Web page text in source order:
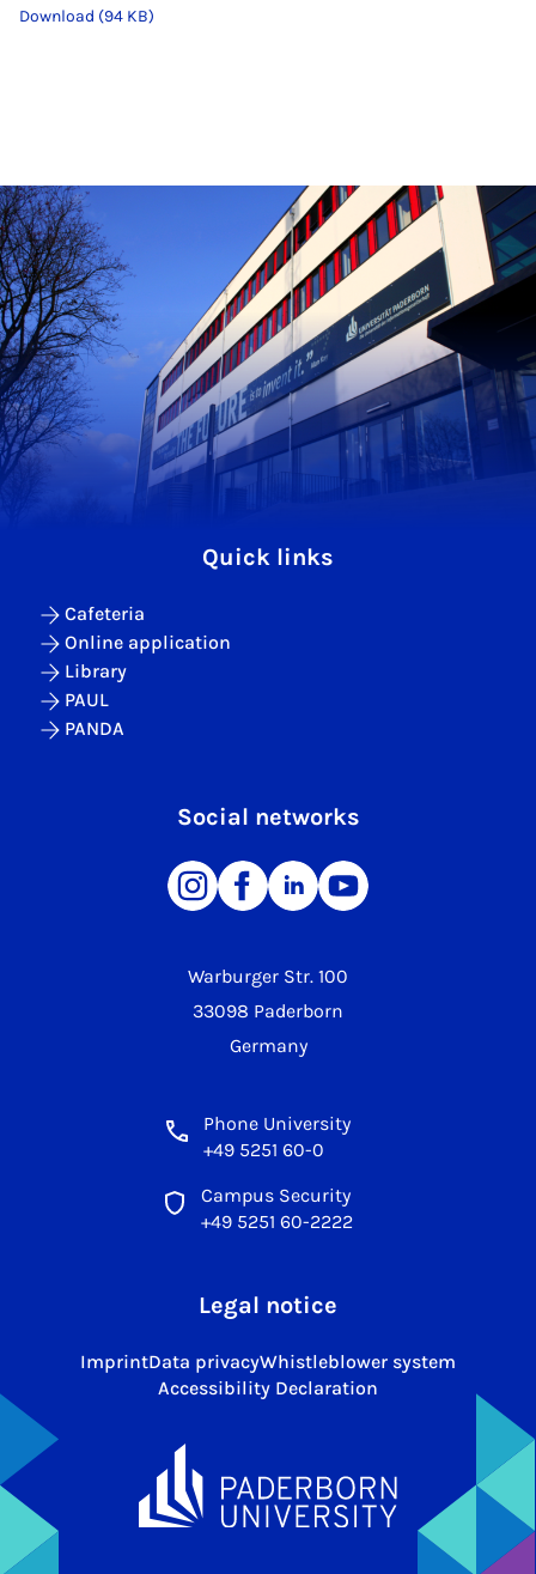
Download (94 KB)
Warburger Str. 100
33098 Paderborn
Germany
Phone University
+49 5251 60-0
Campus Security
+49 5251 60-2222
Quick links
Cafeteria
Online application
Library
PAUL
PANDA
Social networks
Legal notice
ImprintData privacyWhistleblower system
Accessibility Declaration